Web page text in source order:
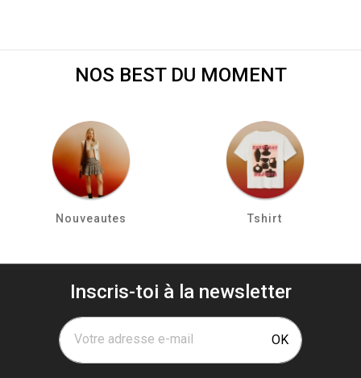
NOS BEST DU MOMENT
Nouveautes Tshirt
Inscris-toi à la newsletter
Votre adresse e-mail OK